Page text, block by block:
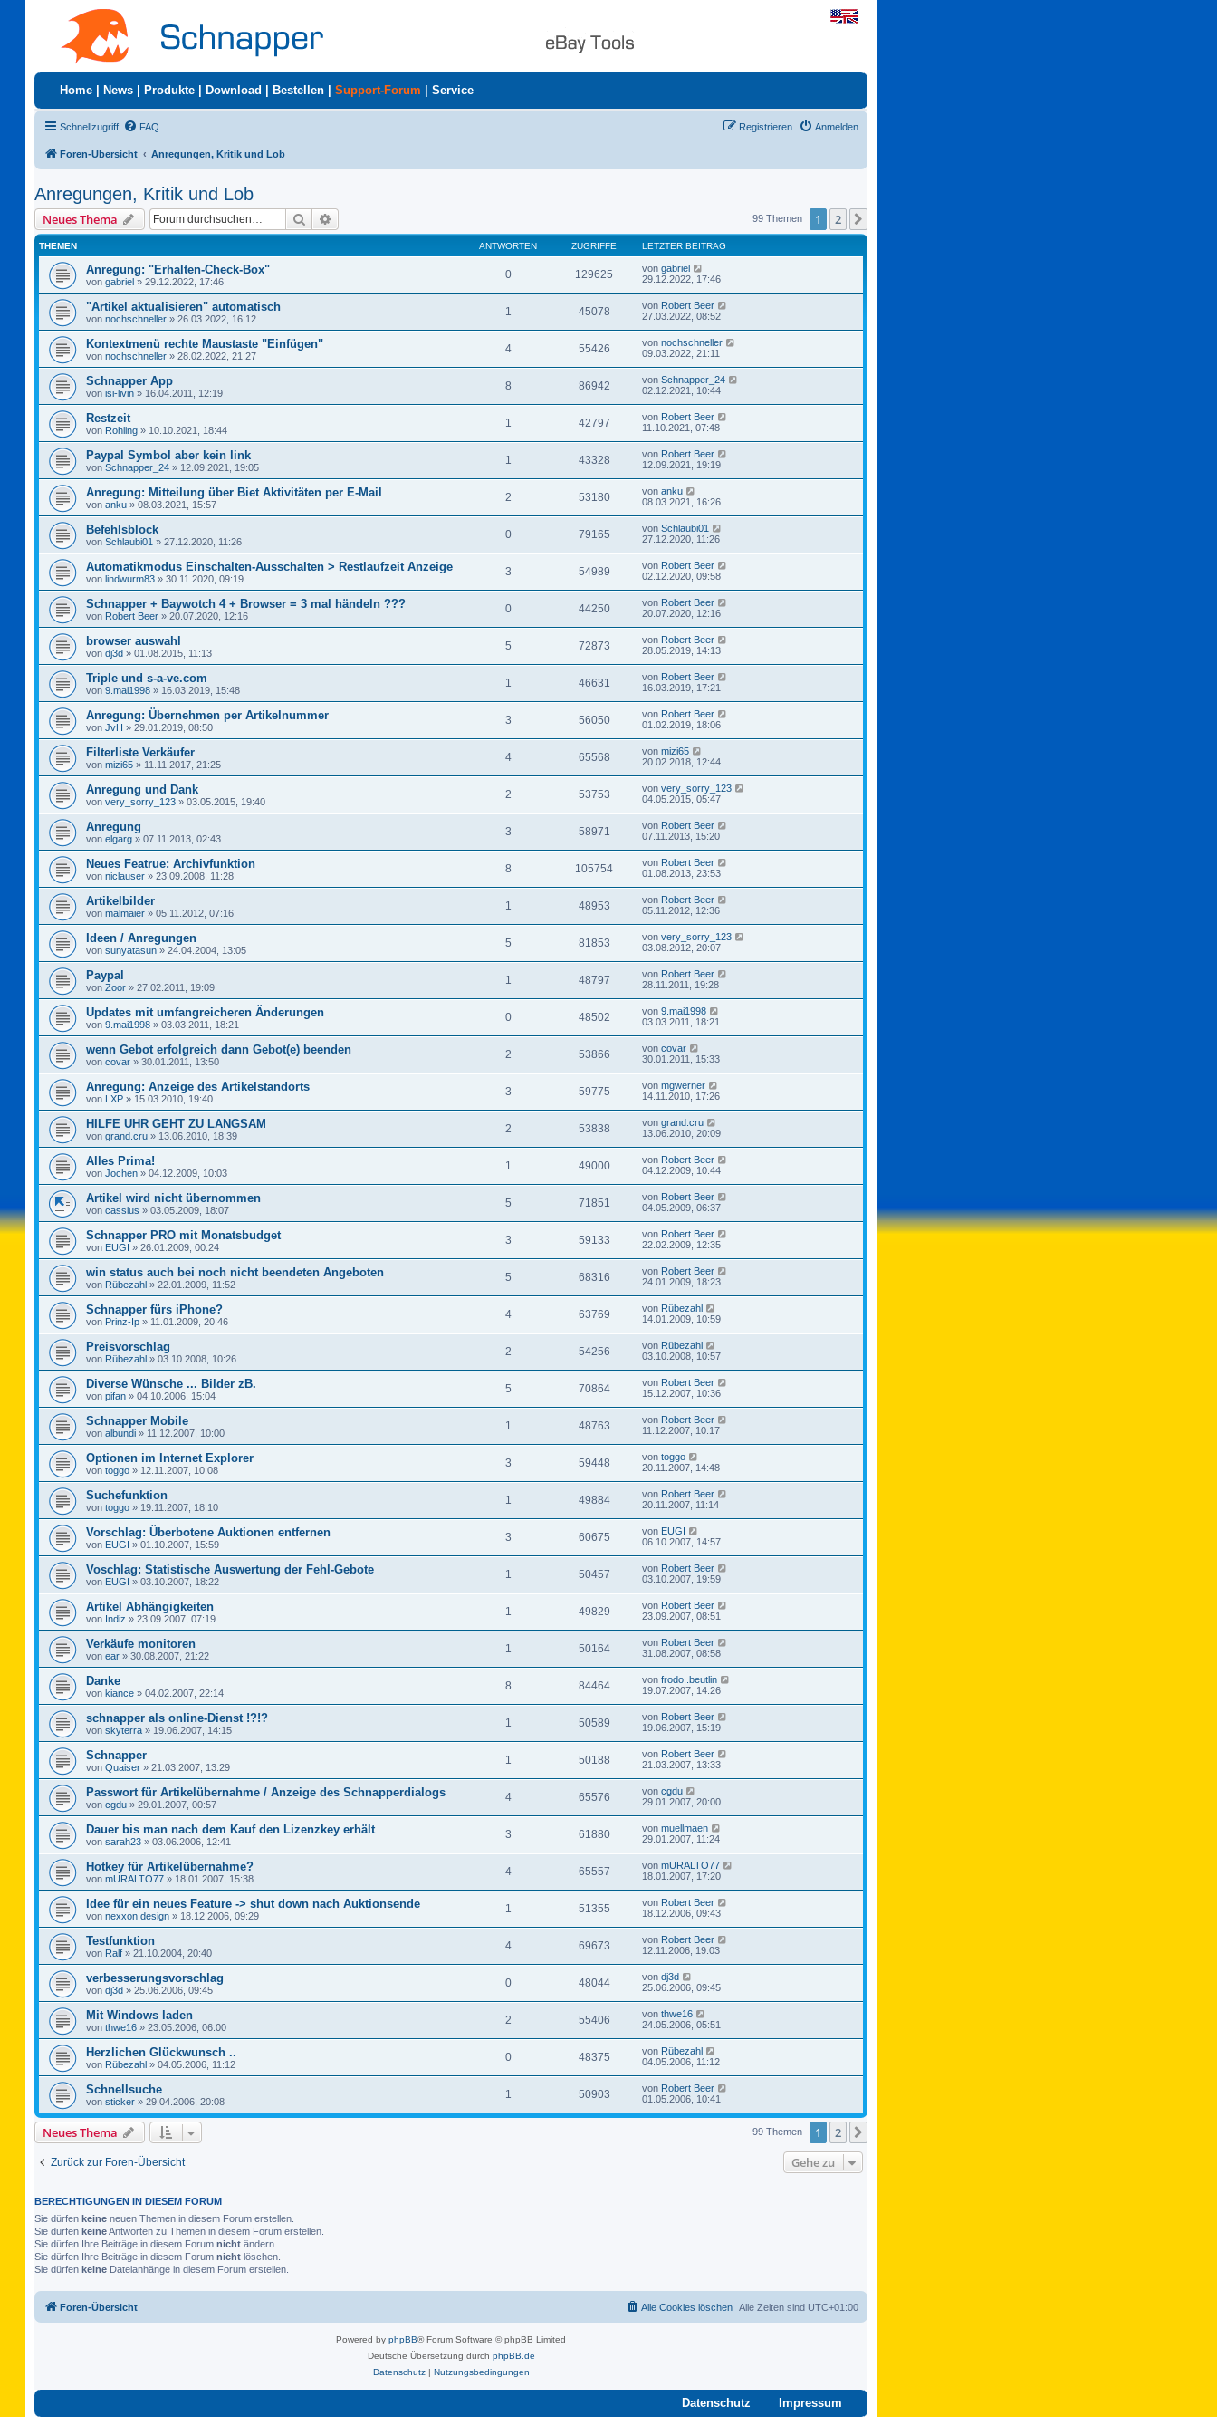
Home News Produkte Download Bestellen Support-Forum Service
Schnellzugriff FAQ Anmelden
Registrieren
Foren-Übersicht Anregungen, Kritik und Lob
Anregungen, Kritik und Lob
Neues Thema Suche 99 Themen 1 2
THEMEN ANTWORTEN ZUGRIFFE LETZTER BEITRAG
Anregung: "Erhalten-Check-Box"
von gabriel » 29.12.2022, 17:46
0 129625 von gabriel
29.12.2022, 17:46
"Artikel aktualisieren" automatisch
von nochschneller » 26.03.2022, 16:12
1 45078 von Robert Beer
27.03.2022, 08:52
Kontextmenü rechte Maustaste "Einfügen"
von nochschneller » 28.02.2022, 21:27
4 55426 von nochschneller
09.03.2022, 21:11
Schnapper App
von isi-livin » 16.04.2011, 12:19
8 86942 von Schnapper_24
02.12.2021, 10:44
Restzeit
von Rohling » 10.10.2021, 18:44
1 42797 von Robert Beer
11.10.2021, 07:48
Paypal Symbol aber kein link
von Schnapper_24 » 12.09.2021, 19:05
1 43328 von Robert Beer
12.09.2021, 19:19
Anregung: Mitteilung über Biet Aktivitäten per E-Mail
von anku » 08.03.2021, 15:57
2 53180 von anku
08.03.2021, 16:26
Befehlsblock
von Schlaubi01 » 27.12.2020, 11:26
0 79165 von Schlaubi01
27.12.2020, 11:26
Automatikmodus Einschalten-Ausschalten > Restlaufzeit Anzeige
von lindwurm83 » 30.11.2020, 09:19
3 54989 von Robert Beer
02.12.2020, 09:58
Schnapper + Baywotch 4 + Browser = 3 mal händeln ???
von Robert Beer » 20.07.2020, 12:16
0 44250 von Robert Beer
20.07.2020, 12:16
browser auswahl
von dj3d » 01.08.2015, 11:13
5 72873 von Robert Beer
28.05.2019, 14:13
Triple und s-a-ve.com
von 9.mai1998 » 16.03.2019, 15:48
1 46631 von Robert Beer
16.03.2019, 17:21
Anregung: Übernehmen per Artikelnummer
von JvH » 29.01.2019, 08:50
3 56050 von Robert Beer
01.02.2019, 18:06
Filterliste Verkäufer
von mizi65 » 11.11.2017, 21:25
4 65568 von mizi65
20.02.2018, 12:44
Anregung und Dank
von very_sorry_123 » 03.05.2015, 19:40
2 53753 von very_sorry_123
04.05.2015, 05:47
Anregung
von elgarg » 07.11.2013, 02:43
3 58971 von Robert Beer
07.11.2013, 15:20
Neues Featrue: Archivfunktion
von niclauser » 23.09.2008, 11:28
8 105754 von Robert Beer
01.08.2013, 23:53
Artikelbilder
von malmaier » 05.11.2012, 07:16
1 48953 von Robert Beer
05.11.2012, 12:36
Ideen / Anregungen
von sunyatasun » 24.04.2004, 13:05
5 81853 von very_sorry_123
03.08.2012, 20:07
Paypal
von Zoor » 27.02.2011, 19:09
1 48797 von Robert Beer
28.11.2011, 19:28
Updates mit umfangreicheren Änderungen
von 9.mai1998 » 03.03.2011, 18:21
0 48502 von 9.mai1998
03.03.2011, 18:21
wenn Gebot erfolgreich dann Gebot(e) beenden
von covar » 30.01.2011, 13:50
2 53866 von covar
30.01.2011, 15:33
Anregung: Anzeige des Artikelstandorts
von LXP » 15.03.2010, 19:40
3 59775 von mgwerner
14.11.2010, 17:26
HILFE UHR GEHT ZU LANGSAM
von grand.cru » 13.06.2010, 18:39
2 53838 von grand.cru
13.06.2010, 20:09
Alles Prima!
von Jochen » 04.12.2009, 10:03
1 49000 von Robert Beer
04.12.2009, 10:44
Artikel wird nicht übernommen
von cassius » 03.05.2009, 18:07
5 71851 von Robert Beer
04.05.2009, 06:37
Schnapper PRO mit Monatsbudget
von EUGI » 26.01.2009, 00:24
3 59133 von Robert Beer
22.02.2009, 12:35
win status auch bei noch nicht beendeten Angeboten
von Rübezahl » 22.01.2009, 11:52
5 68316 von Robert Beer
24.01.2009, 18:23
Schnapper fürs iPhone?
von Prinz-Ip » 11.01.2009, 20:46
4 63769 von Rübezahl
14.01.2009, 10:59
Preisvorschlag
von Rübezahl » 03.10.2008, 10:26
2 54256 von Rübezahl
03.10.2008, 10:57
Diverse Wünsche ... Bilder zB.
von pifan » 04.10.2006, 15:04
5 70864 von Robert Beer
15.12.2007, 10:36
Schnapper Mobile
von albundi » 11.12.2007, 10:00
1 48763 von Robert Beer
11.12.2007, 10:17
Optionen im Internet Explorer
von toggo » 12.11.2007, 10:08
3 59448 von toggo
20.11.2007, 14:48
Suchefunktion
von toggo » 19.11.2007, 18:10
1 49884 von Robert Beer
20.11.2007, 11:14
Vorschlag: Überbotene Auktionen entfernen
von EUGI » 01.10.2007, 15:59
3 60675 von EUGI
06.10.2007, 14:57
Voschlag: Statistische Auswertung der Fehl-Gebote
von EUGI » 03.10.2007, 18:22
1 50457 von Robert Beer
03.10.2007, 19:59
Artikel Abhängigkeiten
von Indiz » 23.09.2007, 07:19
1 49829 von Robert Beer
23.09.2007, 08:51
Verkäufe monitoren
von ear » 30.08.2007, 21:22
1 50164 von Robert Beer
31.08.2007, 08:58
Danke
von kiance » 04.02.2007, 22:14
8 84464 von frodo..beutlin
19.07.2007, 14:26
schnapper als online-Dienst !?!?
von skyterra » 19.06.2007, 14:15
1 50589 von Robert Beer
19.06.2007, 15:19
Schnapper
von Quaiser » 21.03.2007, 13:29
1 50188 von Robert Beer
21.03.2007, 13:33
Passwort für Artikelübernahme / Anzeige des Schnapperdialogs
von cgdu » 29.01.2007, 00:57
4 65576 von cgdu
29.01.2007, 20:00
Dauer bis man nach dem Kauf den Lizenzkey erhält
von sarah23 » 03.06.2006, 12:41
3 61880 von muellmaen
29.01.2007, 11:24
Hotkey für Artikelübernahme?
von mURALTO77 » 18.01.2007, 15:38
4 65557 von mURALTO77
18.01.2007, 17:20
Idee für ein neues Feature -> shut down nach Auktionsende
von nexxon design » 18.12.2006, 09:29
1 51355 von Robert Beer
18.12.2006, 09:43
Testfunktion
von Ralf » 21.10.2004, 20:40
4 69673 von Robert Beer
12.11.2006, 19:03
verbesserungsvorschlag
von dj3d » 25.06.2006, 09:45
0 48044 von dj3d
25.06.2006, 09:45
Mit Windows laden
von thwe16 » 23.05.2006, 06:00
2 55406 von thwe16
24.05.2006, 05:51
Herzlichen Glückwunsch ..
von Rübezahl » 04.05.2006, 11:12
0 48375 von Rübezahl
04.05.2006, 11:12
Schnellsuche
von sticker » 29.04.2006, 20:08
1 50903 von Robert Beer
01.05.2006, 10:41
Neues Thema 99 Themen 1 2
Zurück zur Foren-Übersicht Gehe zu
BERECHTIGUNGEN IN DIESEM FORUM
Sie dürfen keine neuen Themen in diesem Forum erstellen.
Sie dürfen keineAntworten zu Themen in diesem Forum erstellen.
Sie dürfen Ihre Beiträge in diesem Forum nicht ändern.
Sie dürfen Ihre Beiträge in diesem Forum nicht löschen.
Sie dürfen keine Dateianhänge in diesem Forum erstellen.
Foren-Übersicht Alle Zeiten sind UTC+01:00
Alle Cookies löschen
Powered by phpBB® Forum Software © phpBB Limited
Deutsche Übersetzung durch phpBB.de
Datenschutz| Nutzungsbedingungen
Datenschutz Impressum